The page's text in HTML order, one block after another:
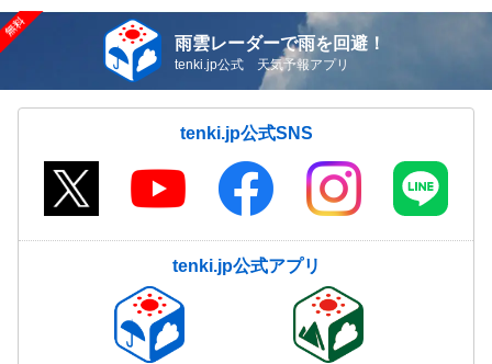
雨雲レーダーで雨を回避！
tenki.jp公式 天気予報アプリ
tenki.jp公式SNS
tenki.jp公式アプリ